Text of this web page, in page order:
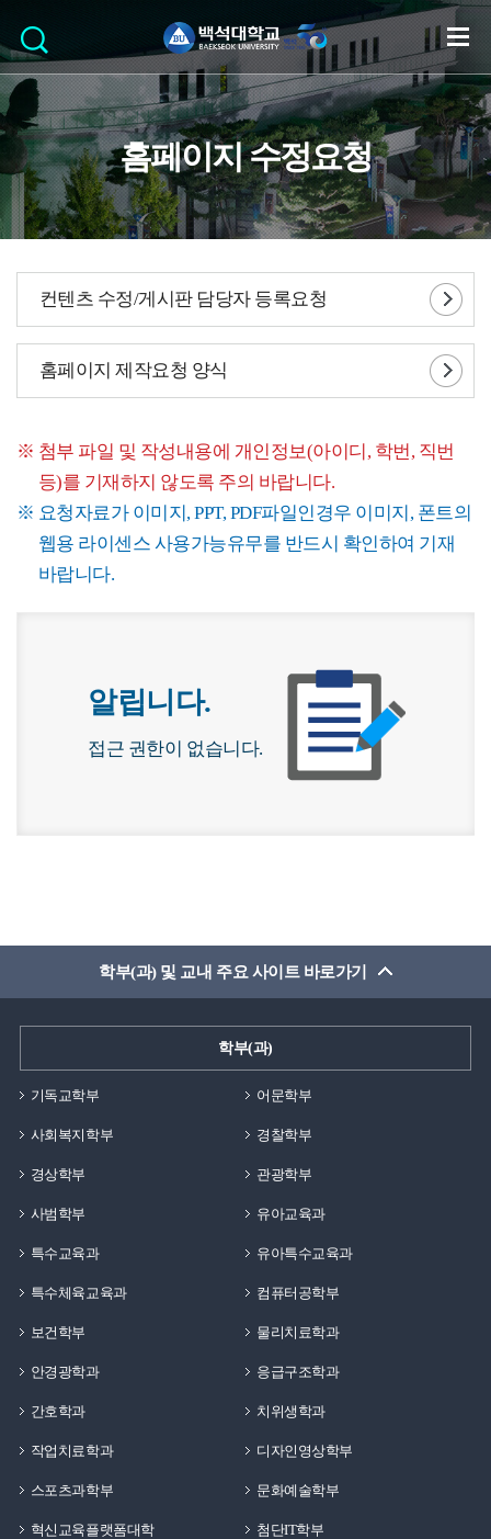
홈페이지 수정요청
컨텐츠 수정/게시판 담당자 등록요청
홈페이지 제작요청 양식
첨부 파일 및 작성내용에 개인정보(아이디, 학번, 직번
등)를 기재하지 않도록 주의 바랍니다.
요청자료가 이미지, PPT, PDF파일인경우 이미지, 폰트의
웹용 라이센스 사용가능유무를 반드시 확인하여 기재
바랍니다.
알립니다.
접근 권한이 없습니다.
학부(과) 및 교내 주요 사이트 바로가기
학부(과)
기독교학부 어문학부
사회복지학부 경찰학부
경상학부 관광학부
사범학부 유아교육과
특수교육과 유아특수교육과
특수체육교육과 컴퓨터공학부
보건학부 물리치료학과
안경광학과 응급구조학과
간호학과 치위생학과
작업치료학과 디자인영상학부
스포츠과학부 문화예술학부
혁신교육플랫폼대학 첨단IT학부